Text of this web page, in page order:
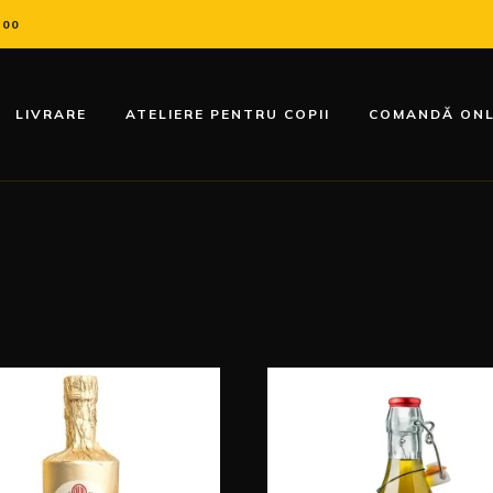
LIVRARE ATELIERE PENTRU COPII COMANDĂ